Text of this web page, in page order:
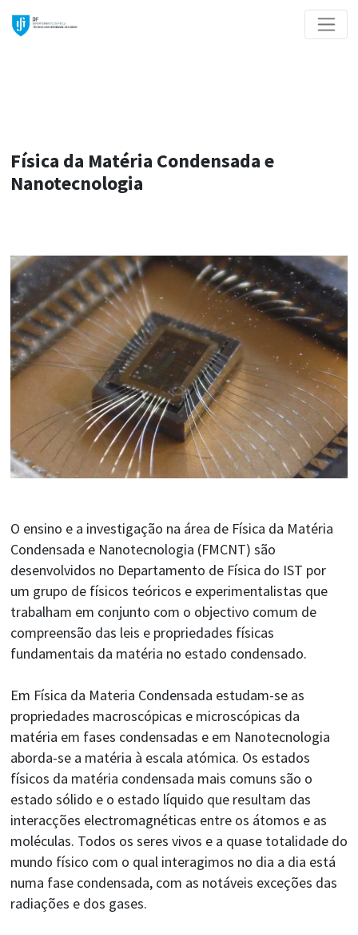
Física da Matéria Condensada e
Nanotecnologia
O ensino e a investigação na área de Física da Matéria
Condensada e Nanotecnologia (FMCNT) são
desenvolvidos no Departamento de Física do IST por
um grupo de físicos teóricos e experimentalistas que
trabalham em conjunto com o objectivo comum de
compreensão das leis e propriedades físicas
fundamentais da matéria no estado condensado.
Em Física da Materia Condensada estudam-se as
propriedades macroscópicas e microscópicas da
matéria em fases condensadas e em Nanotecnologia
aborda-se a matéria à escala atómica. Os estados
físicos da matéria condensada mais comuns são o
estado sólido e o estado líquido que resultam das
interacções electromagnéticas entre os átomos e as
moléculas. Todos os seres vivos e a quase totalidade do
mundo físico com o qual interagimos no dia a dia está
numa fase condensada, com as notáveis exceções das
radiações e dos gases.